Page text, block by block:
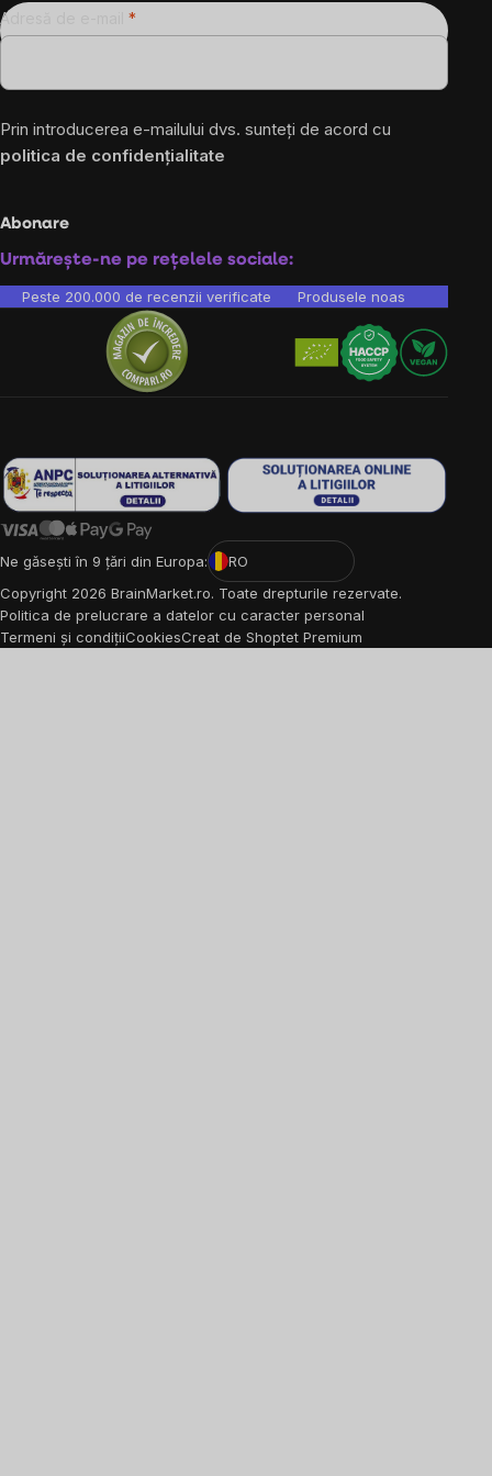
Adresă de e-mail
Prin introducerea e-mailului dvs. sunteți de acord cu
politica de confidențialitate
Abonare
Urmărește-ne pe rețelele sociale:
Peste 200.000 de recenzii verificate Produsele noastre sunt
Ne găsești în 9 țări din Europa:
RO
Copyright 2026 BrainMarket.ro. Toate drepturile rezervate.
Politica de prelucrare a datelor cu caracter personal
Termeni și condițiiCookiesCreat de Shoptet Premium